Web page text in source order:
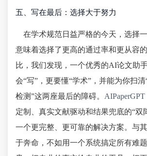
五、写在最后：选择大于努力
在学术规范日益严格的今天，选择
意味着选择了更高的通过率和更从容
比，我们发现，一个优秀的AI论文助
会“写”，更要懂“学术”，并能为你扫
检测”这两座最后的障碍。 AIPaperGPT
定制、真实文献驱动和结果兜底的“双
一个更完整、更可靠的解决方案。与
于奔命，不如用一个系统搞定所有难